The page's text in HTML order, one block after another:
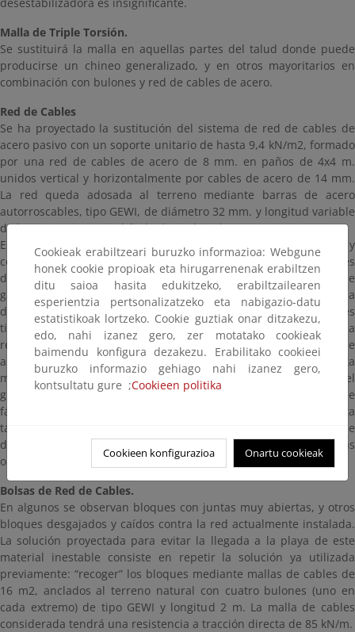
Malla de Triple Torsión.
Se sustituirá la malla en aquellas partes del talud donde puede
producirse un chineo generalizado, y en otros mayoritarios en
combinación con bulones y red de cables de acero.
Red de Cables
Se ha proyectado la sustitución del sistema de red de cables de
acero pasivo con un soporte unitario de hasta 9,4 kN/m2, formado
por una red de cables de acero de 8 mm. en paños de 4x4 m.
unidos vertical y horizontalmente por cables de acero de 14 mm.
La red queda adosada al terreno mediante barras de acero
autorroscables, tipo GEWI, de diámetro 32 mm. y longitud variable
de hasta 10 m. en cuadrícula de anclaje de 4x4 m.
Este sistema tiene como función el soporte de los empujes y
control de movimientos en rocas fracturadas en las proximidades
de la superficie del terreno. Una vez resulta esta problemática, se
garantiza el control de la degradación del talud, y se evita la caída
de materiales sobre la playa adyacente. El sistema de anclajes
tiene como función la de soportar los empujes transmitidos por la
red y transmitirlos por la barra de anclaje hasta el bulbo de
anclaje en la zona estable del terreno. Desde el punto de vista
medioambiental, esta actuación es mucho más ligera que el
gunitado, y los bulones con dado de hormigón, además de que
favorece la revegetación natural de los desmontes y facilita
también la evaluación del comportamiento futuro, siendo posible
detectar posibles fallos y aplicar las medidas correctoras
oportunas durante la explotación.
Bolsas de Red de Cables.
En algunos se observan bloques con juntas muy abiertas, y otros
bloques desgajados y caídos contra la red actualmente instalada.
La solución proyectada para evitar la llegada a la playa de este
material inestable consiste en repetir la solución ya utilizada
previamente: “recoger” los bloques mediante mallas de cables de
16 m2, anclados al terreno natural con cuatro bulones (uno en
cada extremo) de tipo GEWI y longitud 2 m. La malla de cables
considerada tendrá una resistencia a tracción directa de 85 kN/m.
Cookieak erabiltzeari buruzko informazioa: Webgune
honek cookie propioak eta hirugarrenenak erabiltzen
ditu saioa hasita edukitzeko, erabiltzailearen
esperientzia pertsonalizatzeko eta nabigazio-datu
estatistikoak lortzeko. Cookie guztiak onar ditzakezu,
edo, nahi izanez gero, zer motatako cookieak
baimendu konfigura dezakezu. Erabilitako cookieei
buruzko informazio gehiago nahi izanez gero,
kontsultatu gure ;Cookieen politika
Cookieen konfigurazioa Onartu cookieak